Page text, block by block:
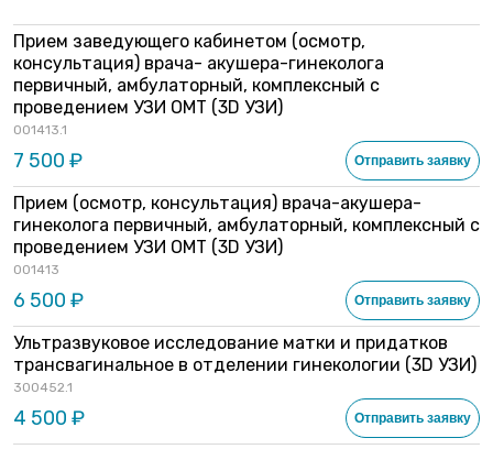
Прием заведующего кабинетом (осмотр,
консультация) врача- акушера-гинеколога
первичный, амбулаторный, комплексный с
проведением УЗИ ОМТ (3D УЗИ)
001413.1
7 500 ₽ Отправить заявку
Прием (осмотр, консультация) врача-акушера-
гинеколога первичный, амбулаторный, комплексный с
проведением УЗИ ОМТ (3D УЗИ)
001413
6 500 ₽ Отправить заявку
Ультразвуковое исследование матки и придатков
трансвагинальное в отделении гинекологии (3D УЗИ)
300452.1
4 500 ₽ Отправить заявку